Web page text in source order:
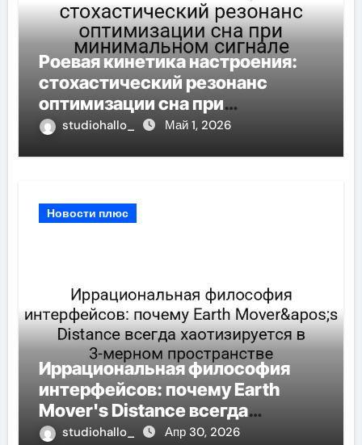
Роевая кинетика настроения:
стохастический резонанс
оптимизации сна при
минимальном сигнале
studiohallo_ Май 1, 2026
Новости плюс
Иррациональная философия
интерфейсов: почему Earth
Mover's Distance всегда
хаотизируется в 3-мерном
studiohallo_ Апр 30, 2026